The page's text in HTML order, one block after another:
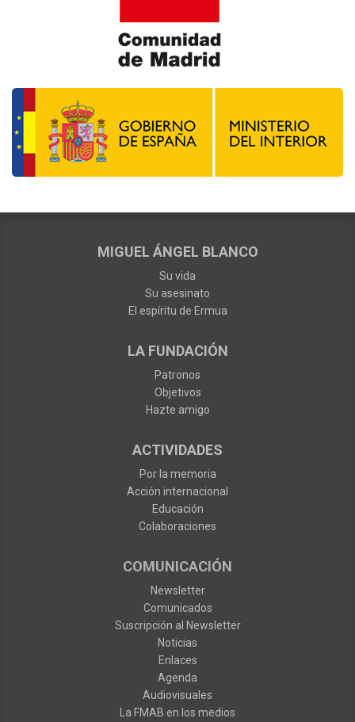
MIGUEL ÁNGEL BLANCO
Su vida
Su asesinato
El espíritu de Ermua
LA FUNDACIÓN
Patronos
Objetivos
Hazte amigo
ACTIVIDADES
Por la memoria
Acción internacional
Educación
Colaboraciones
COMUNICACIÓN
Newsletter
Comunicados
Suscripción al Newsletter
Noticias
Enlaces
Agenda
Audiovisuales
La FMAB en los medios